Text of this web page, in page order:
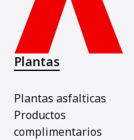
Plantas
Plantas asfalticas
Productos
complimentarios